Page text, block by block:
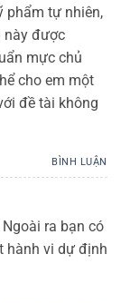
phẩm tự nhiên,
này được
mực chủ
cho em một
đề tài không
BÌNH LUẬN
ra bạn có
hành vi dự định